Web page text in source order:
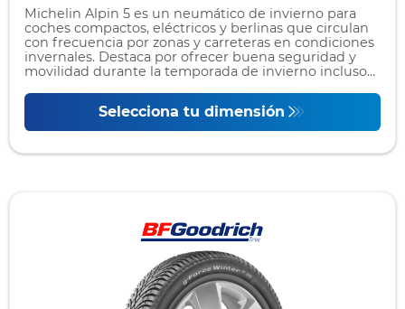
Michelin Alpin 5 es un neumático de invierno para
coches compactos, eléctricos y berlinas que circulan
con frecuencia por zonas y carreteras en condiciones
invernales. Destaca por ofrecer buena seguridad y
movilidad durante la temporada de invierno incluso
Selecciona tu dimensión